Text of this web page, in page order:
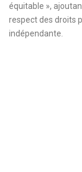
équitable »,
respect des droits
indépendante.